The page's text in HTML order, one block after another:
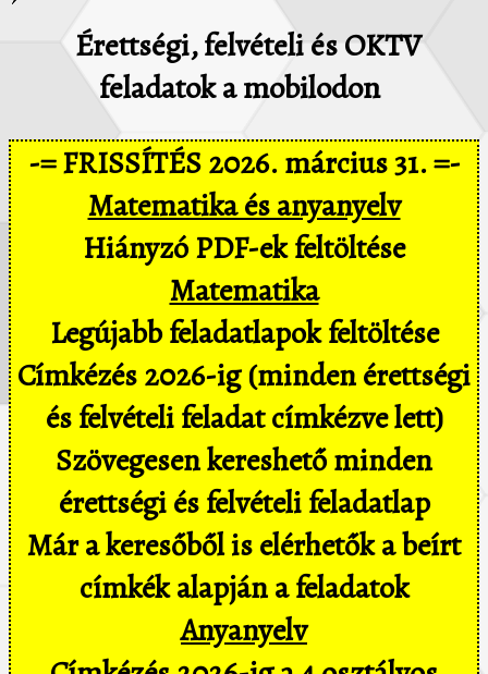
Érettségi, felvételi és OKTV
feladatok a mobilodon
-= FRISSÍTÉS 2026. március 31. =-
Matematika és anyanyelv
Hiányzó PDF-ek feltöltése
Matematika
Legújabb feladatlapok feltöltése
Címkézés 2026-ig (minden érettségi
és felvételi feladat címkézve lett)
Szövegesen kereshető minden
érettségi és felvételi feladatlap
Már a keresőből is elérhetők a beírt
címkék alapján a feladatok
Anyanyelv